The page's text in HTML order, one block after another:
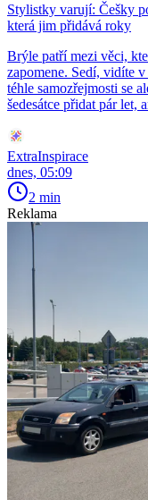
Stylistky varují: Češky
která jim přidává roky
Brýle patří mezi věci,
zapomene. Sedí, vidíte
téhle samozřejmosti se
šedesátce přidat pár let,
ExtraInspirace
dnes, 05:09
2 min
Reklama